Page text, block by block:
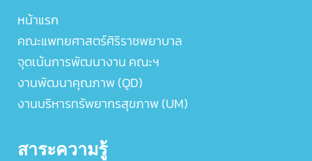
หน้าแรก
คณะแพทยศาสตร์ศิริราชพยาบาล
จุดเน้นการพัฒนางาน คณะฯ
งานพัฒนาคุณภาพ (QD)
งานบริหารทรัพยากรสุขภาพ (UM)
สาระความรู้